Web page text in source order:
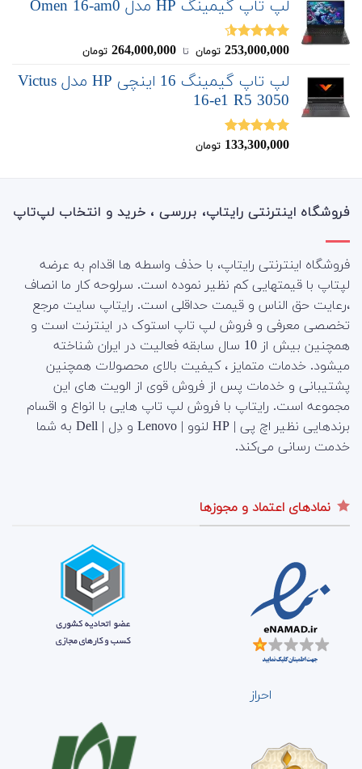
لپ تاپ گیمینگ HP مدل Omen 16-am0
نمره4.50
253,000,000 تومان ‌ تا ‌ 264,000,000 تومان
لپ تاپ گیمینگ 16 اینچی HP مدل Victus
16-e1 R5 3050
نمره5.00
133,300,000 تومان
فروشگاه اینترنتی رایتاپ، بررسی ، خرید و انتخاب لپ‌تاپ
فروشگاه اینترنتی رایتاپ، با حذف واسطه ها اقدام به عرضه
لپتاپ با قیمتهایی کم نظیر نموده است. سرلوحه کار ما انصاف
،رعایت حق الناس و قیمت حداقلی است. رایتاپ سایت مرجع
تخصصی معرفی و فروش لپ تاپ استوک در اینترنت است و
همچنین بیش از 10 سال سابقه فعالیت در ایران شناخته
میشود. خدمات متمایز ، کیفیت بالای محصولات همچنین
پشتیبانی و خدمات پس از فروش قوی از الویت های این
مجموعه است. رایتاپ با فروش لپ تاپ هایی با انواع و اقسام
برندهایی نظیر اچ پی | HP لنوو | Lenovo و دِل | Dell به شما
خدمت رسانی می‌کند.
نمادهای اعتماد و مجوزها
احراز